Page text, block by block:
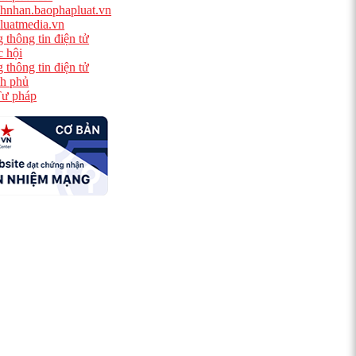
thông tin điện tử
hội
thông tin điện tử
phủ
pháp